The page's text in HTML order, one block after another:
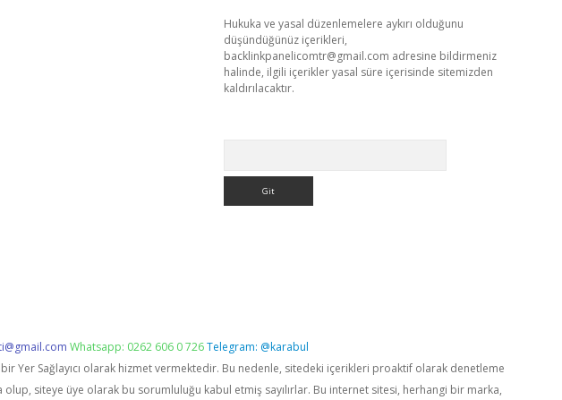
Hukuka ve yasal düzenlemelere aykırı olduğunu
düşündüğünüz içerikleri,
backlinkpanelicomtr@gmail.com adresine bildirmeniz
halinde, ilgili içerikler yasal süre içerisinde sitemizden
kaldırılacaktır.
Whatsapp: 0262 606 0 726Telegram: @karabul
Yer Sağlayıcı olarak hizmet vermektedir. Bu nedenle, sitedeki içerikleri proaktif olarak denetleme
siteye üye olarak bu sorumluluğu kabul etmiş sayılırlar. Bu internet sitesi, herhangi bir marka,